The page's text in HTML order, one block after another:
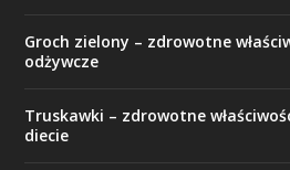
Groch zielony – zdrowotne
odżywcze
Truskawki – zdrowotne
diecie